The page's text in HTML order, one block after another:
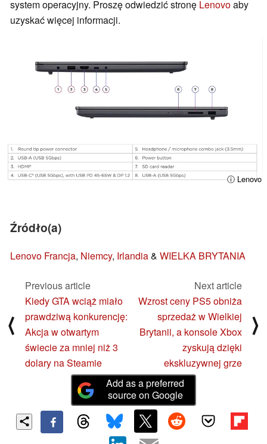
system operacyjny. Proszę odwiedzić stronę Lenovoaby
uzyskać więcej informacji.
ⓘ Lenovo
Źródło(a)
Lenovo Francja, Niemcy, Irlandia& WIELKA BRYTANIA
⟨
Previous article
Kiedy GTA wciąż miało
prawdziwą konkurencję:
Akcja w otwartym
świecie za mniej niż 3
dolary na Steamie
Next article
Wzrost ceny PS5 obniża
sprzedaż w Wielkiej
Brytanii, a konsole Xbox
zyskują dzięki
ekskluzywnej grze
⟩
Add as a preferred
source on Google